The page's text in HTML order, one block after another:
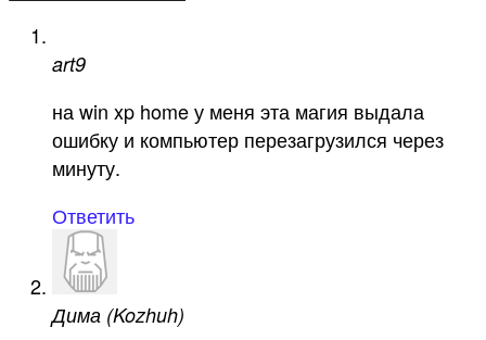
art9
на win xp home у меня эта магия выдала
ошибку и компьютер перезагрузился через
минуту.
Ответить
Дима (Kozhuh)